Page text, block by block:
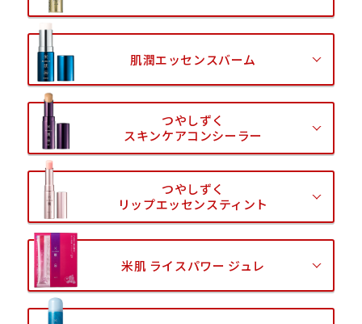
肌潤エッセンスバーム
つやしずく
スキンケアコンシーラー
つやしずく
リップエッセンスティント
米肌 ライスパワー ジュレ